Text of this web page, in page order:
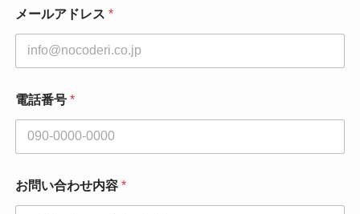
ス
電
話
号
名
メールアドレス *
電話番号 *
お問い合わせ内容 *